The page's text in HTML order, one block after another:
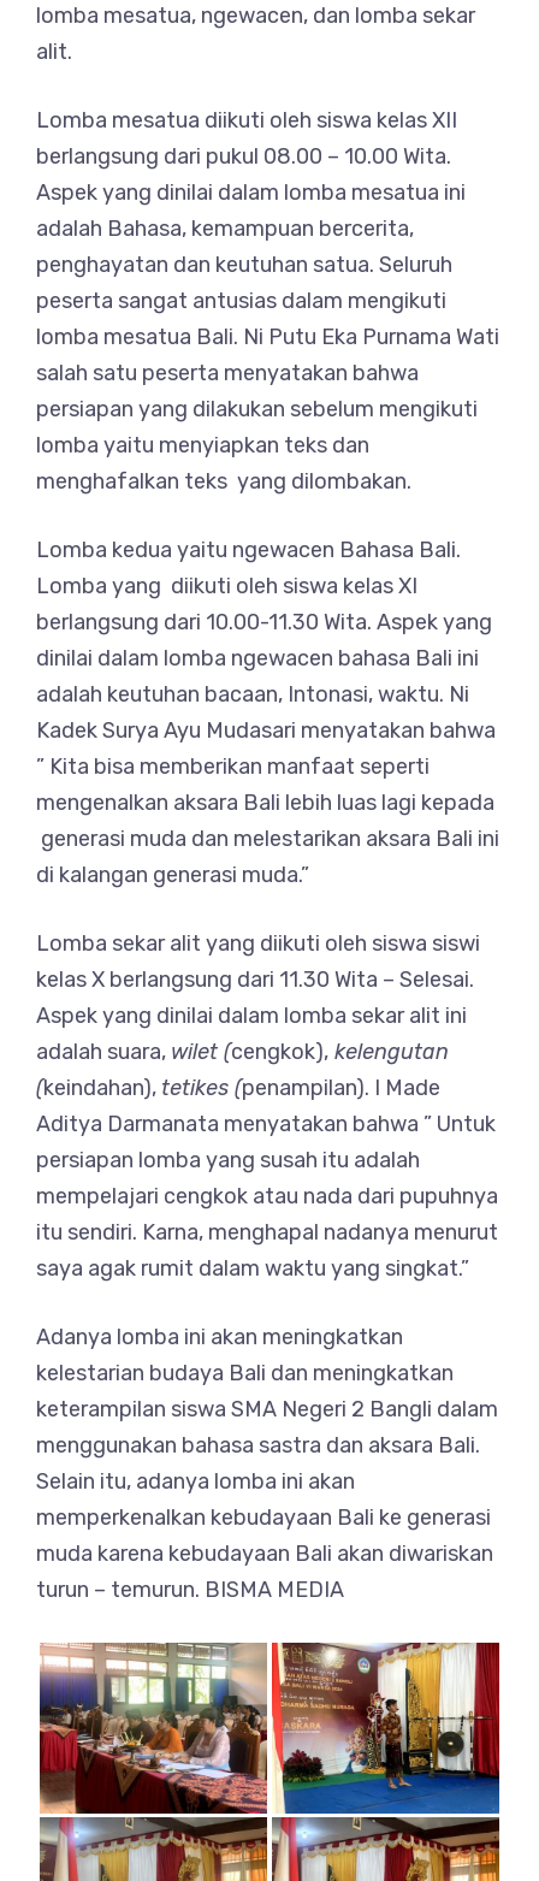
lomba mesatua, ngewacen, dan lomba sekar
alit.
Lomba mesatua diikuti oleh siswa kelas XII
berlangsung dari pukul 08.00 – 10.00 Wita.
Aspek yang dinilai dalam lomba mesatua ini
adalah Bahasa, kemampuan bercerita,
penghayatan dan keutuhan satua. Seluruh
peserta sangat antusias dalam mengikuti
lomba mesatua Bali. Ni Putu Eka Purnama Wati
salah satu peserta menyatakan bahwa
persiapan yang dilakukan sebelum mengikuti
lomba yaitu menyiapkan teks dan
menghafalkan teks yang dilombakan.
Lomba kedua yaitu ngewacen Bahasa Bali.
Lomba yang diikuti oleh siswa kelas XI
berlangsung dari 10.00-11.30 Wita. Aspek yang
dinilai dalam lomba ngewacen bahasa Bali ini
adalah keutuhan bacaan, Intonasi, waktu. Ni
Kadek Surya Ayu Mudasari menyatakan bahwa
” Kita bisa memberikan manfaat seperti
mengenalkan aksara Bali lebih luas lagi kepada
generasi muda dan melestarikan aksara Bali ini
di kalangan generasi muda.”
Lomba sekar alit yang diikuti oleh siswa siswi
kelas X berlangsung dari 11.30 Wita – Selesai.
Aspek yang dinilai dalam lomba sekar alit ini
adalah suara, wilet (cengkok), kelengutan
(keindahan), tetikes (penampilan). I Made
Aditya Darmanata menyatakan bahwa ” Untuk
persiapan lomba yang susah itu adalah
mempelajari cengkok atau nada dari pupuhnya
itu sendiri. Karna, menghapal nadanya menurut
saya agak rumit dalam waktu yang singkat.”
Adanya lomba ini akan meningkatkan
kelestarian budaya Bali dan meningkatkan
keterampilan siswa SMA Negeri 2 Bangli dalam
menggunakan bahasa sastra dan aksara Bali.
Selain itu, adanya lomba ini akan
memperkenalkan kebudayaan Bali ke generasi
muda karena kebudayaan Bali akan diwariskan
turun – temurun. BISMA MEDIA